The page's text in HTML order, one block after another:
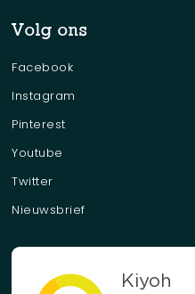
Volg ons
Facebook
Instagram
Pinterest
Youtube
Twitter
Nieuwsbrief